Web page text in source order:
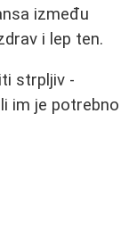
između
i lep ten.
strpljiv -
im je potrebno